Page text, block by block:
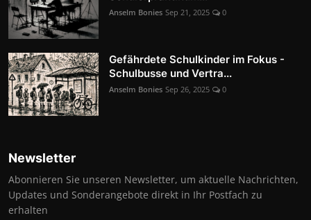
Anselm Bonies Sep 21, 2025 0
Gefährdete Schulkinder im Fokus -
Schulbusse und Vertra...
Anselm Bonies Sep 26, 2025 0
Newsletter
Abonnieren Sie unseren Newsletter, um aktuelle Nachrichten,
Updates und Sonderangebote direkt in Ihr Postfach zu
erhalten